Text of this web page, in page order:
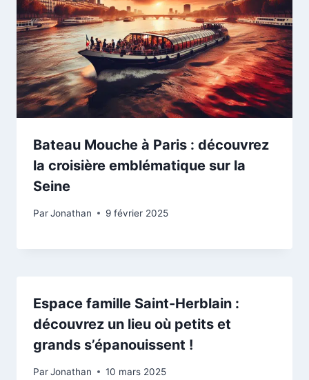
Bateau Mouche à Paris : découvrez
la croisière emblématique sur la
Seine
ParJonathan 9 février 2025
Espace famille Saint-Herblain :
découvrez un lieu où petits et
grands s’épanouissent !
ParJonathan 10 mars 2025